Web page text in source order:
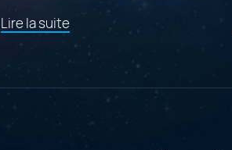
propulsée par Adobe
ColdFusion
Lire la suitede
l'article
"Mise
en